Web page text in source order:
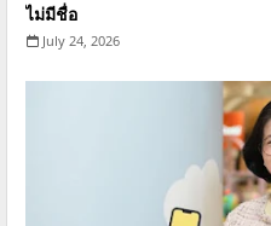
ไม่มีชื่อ
July 24, 2026